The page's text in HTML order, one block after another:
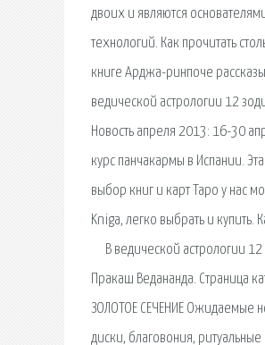
двоих и являются
технологий. Как прочитать
книге Арджа-ринпоче
ведической астрологии 12
Новость апреля 2013: 16-30
курс панчакармы в Испании.
выбор книг и карт Таро у нас
Kniga, легко выбрать и купить.
⠀ В ведической астрологии
Пракаш Ведананда. Страница
ЗОЛОТОЕ СЕЧЕНИЕ Ожидаемые
диски, благовония,